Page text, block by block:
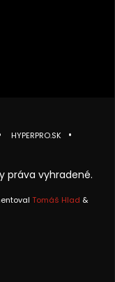
HYPERPRO.SK
práva vyhradené.
Tomáš Hlad &